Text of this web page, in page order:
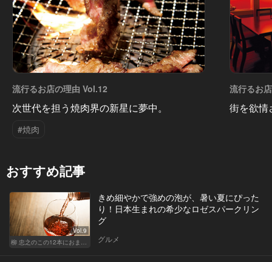
流行るお店の理由 Vol.12
次世代を担う焼肉界の新星に夢中。
#焼肉
流行るお
街を欲情
おすすめ記事
Vol.9
柳 忠之のこの12本におまかせ
きめ細やかで強めの泡が、暑い夏にぴった
り！日本生まれの希少なロゼスパークリン
グ
グルメ